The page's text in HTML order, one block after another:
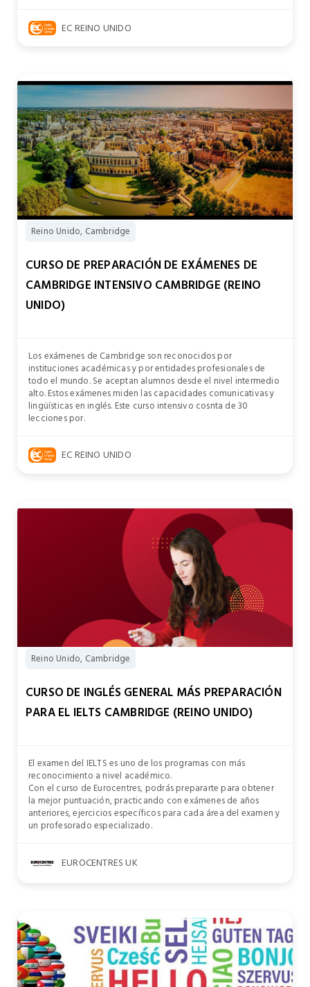
EC REINO UNIDO
Reino Unido, Cambridge
CURSO DE PREPARACIÓN DE EXÁMENES DE
CAMBRIDGE INTENSIVO CAMBRIDGE (REINO
UNIDO)
Los exámenes de Cambridge son reconocidos por
instituciones académicas y por entidades profesionales de
todo el mundo. Se aceptan alumnos desde el nivel intermedio
alto. Estos exámenes miden las capacidades comunicativas y
lingüísticas en inglés. Este curso intensivo cosnta de 30
lecciones por.
EC REINO UNIDO
Reino Unido, Cambridge
CURSO DE INGLÉS GENERAL MÁS PREPARACIÓN
PARA EL IELTS CAMBRIDGE (REINO UNIDO)
El examen del IELTS es uno de los programas con más
reconocimiento a nivel académico.
Con el curso de Eurocentres, podrás prepararte para obtener
la mejor puntuación, practicando con exámenes de años
anteriores, ejercicios específicos para cada área del examen y
un profesorado especializado.
EUROCENTRES UK